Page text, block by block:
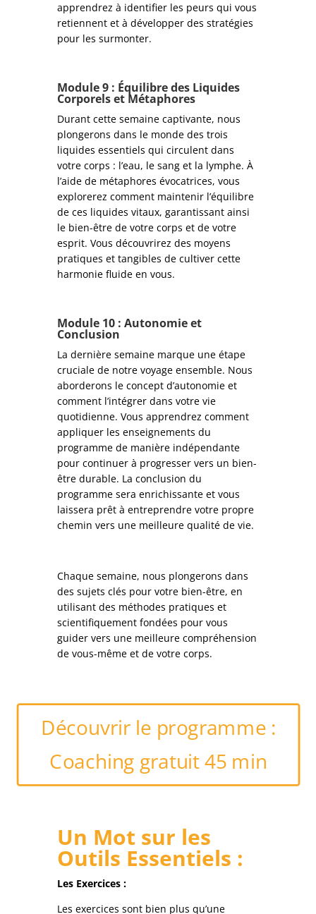
apprendrez à identifier les peurs qui vous
retiennent et à développer des stratégies
pour les surmonter.
Module9 : Équilibre des Liquides
Corporels et Métaphores
Durant cette semaine captivante, nous
plongerons dans le monde des trois
liquides essentiels qui circulent dans
votre corps : l’eau, le sang et la lymphe. À
l’aide de métaphores évocatrices, vous
explorerez comment maintenir l’équilibre
de ces liquides vitaux, garantissant ainsi
le bien-être de votre corps et de votre
esprit. Vous découvrirez des moyens
pratiques et tangibles de cultiver cette
harmonie fluide en vous.
Module10 : Autonomie et
Conclusion
La dernière semaine marque une étape
cruciale de notre voyage ensemble. Nous
aborderons le concept d’autonomie et
comment l’intégrer dans votre vie
quotidienne. Vous apprendrez comment
appliquer les enseignements du
programme de manière indépendante
pour continuer à progresser vers un bien-
être durable. La conclusion du
programme sera enrichissante et vous
laissera prêt à entreprendre votre propre
chemin vers une meilleure qualité de vie.
Chaque semaine, nous plongerons dans
des sujets clés pour votre bien-être, en
utilisant des méthodes pratiques et
scientifiquement fondées pour vous
guider vers une meilleure compréhension
de vous-même et de votre corps.
Découvrir le programme :
Coaching gratuit 45 min
Un Mot sur les
Outils Essentiels :
Les Exercices :
Les exercices sont bien plus qu’une